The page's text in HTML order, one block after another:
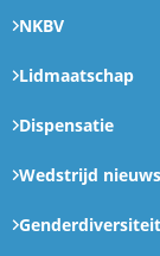
NKBV
Lidmaatschap
Dispensatie
Wedstrijd
Genderdiversiteit